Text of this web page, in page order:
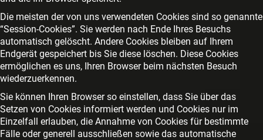
Die meisten der von uns verwendeten Cookies sind so genannte
“Session-Cookies”. Sie werden nach Ende Ihres Besuchs
automatisch gelöscht. Andere Cookies bleiben auf Ihrem
Endgerät gespeichert bis Sie diese löschen. Diese Cookies
ermöglichen es uns, Ihren Browser beim nächsten Besuch
wiederzuerkennen.
Sie können Ihren Browser so einstellen, dass Sie über das
Setzen von Cookies informiert werden und Cookies nur im
Einzelfall erlauben, die Annahme von Cookies für bestimmte
Fälle oder generell ausschließen sowie das automatische